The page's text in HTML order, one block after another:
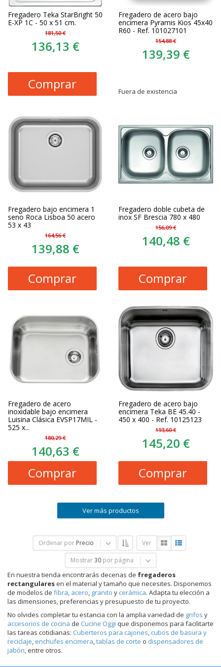
Fregadero Teka StarBright 50
E-XP 1C - 50 x 51 cm.
181,50 €
136,13 €
Comprar
Fregadero de acero bajo
encimera Pyramis Kios 45x40
R60 - Ref. 101027101
154,88 €
139,39 €
Fuera de existencia
Fregadero bajo encimera 1
seno Roca Lisboa 50 acero
53 x 43
164,56 €
139,88 €
Comprar
Fregadero doble cubeta de
inox SF Brescia 780 x 480
156,09 €
140,48 €
Comprar
Fregadero de acero
inoxidable bajo encimera
Luisina Clásica EVSP17MIL -
525 x...
180,29 €
140,63 €
Comprar
Fregadero de acero bajo
encimera Teka BE 45.40 -
450 x 400 - Ref. 10125123
193,60 €
145,20 €
Comprar
Ver más productos
Ordenar por Precio Ver
Mostrar 30 por página
En nuestra tienda encontrarás decenas de fregaderos
rectangularesen el material y tamaño que necesites. Disponemos
de modelos de fibra, acero, granito y cerámica. Adapta tu elección a
las dimensiones, preferencias y presupuesto de tu proyecto.
No olvides completar tu estancia con la amplia variedad de grifos y
accesorios de cocina de Cucine Oggi que disponemos para facilitarte
las tareas cotidianas: Cuberteros para cajones, cubos de basura y
reciclaje, enchufes encimera,tablas de corte o dispensadores de
jabón, entre otros.